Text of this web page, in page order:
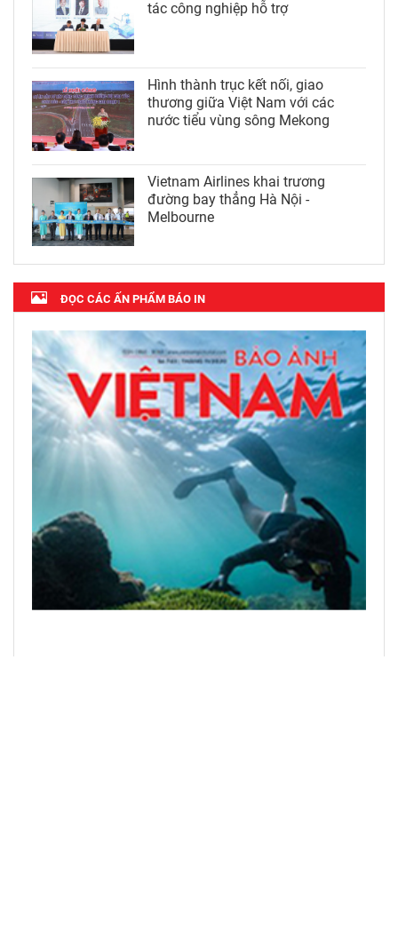
tác công nghiệp hỗ trợ
Hình thành trục kết nối, giao
thương giữa Việt Nam với các
nước tiểu vùng sông Mekong
Vietnam Airlines khai trương
đường bay thẳng Hà Nội -
Melbourne
ĐỌC CÁC ẤN PHẨM BÁO IN